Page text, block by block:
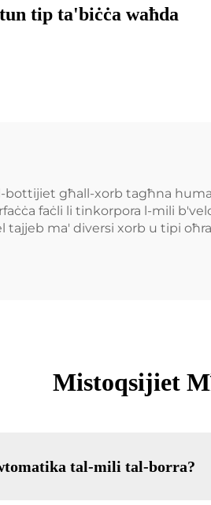
tip ta'biċċa waħda
għall-xorb tagħna
faċli li tinkorpora l-mili
ma' diversi xorb u tipi
Mistoqsijiet
tal-mili tal-borra?